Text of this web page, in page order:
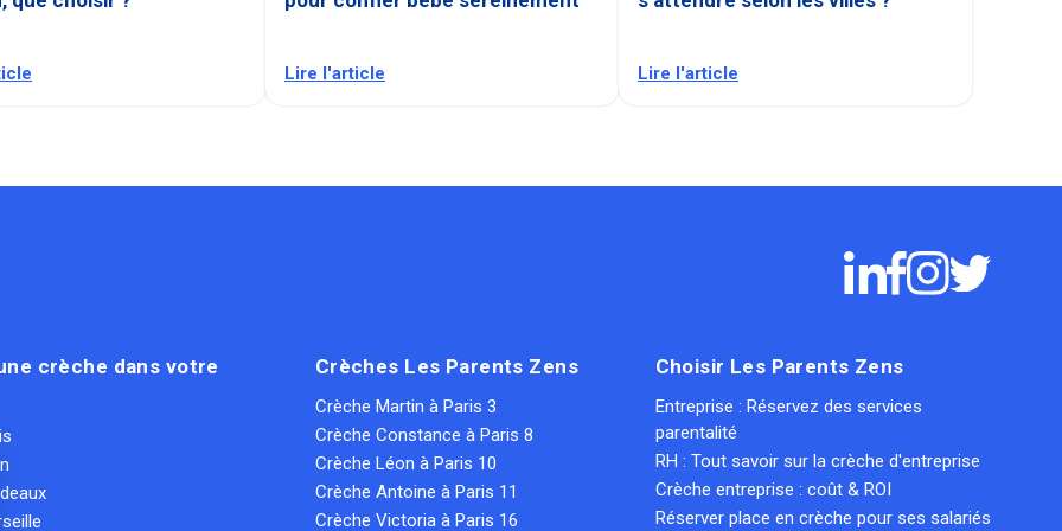
Lire l'article Lire l'article
crèche dans votre
Crèches Les Parents Zens
Crèche Martin à Paris 3
Crèche Constance à Paris 8
Crèche Léon à Paris 10
Crèche Antoine à Paris 11
Crèche Victoria à Paris 16
Choisir Les Parents Zens
Entreprise : Réservez des services
parentalité
RH : Tout savoir sur la crèche d'entreprise
Crèche entreprise : coût & ROI
Réserver place en crèche pour ses salariés